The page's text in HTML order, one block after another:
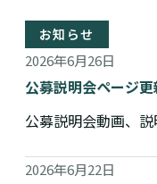
お知らせ
2026年6月26日
公募説明会ページ
公募説明会動画、説
2026年6月22日